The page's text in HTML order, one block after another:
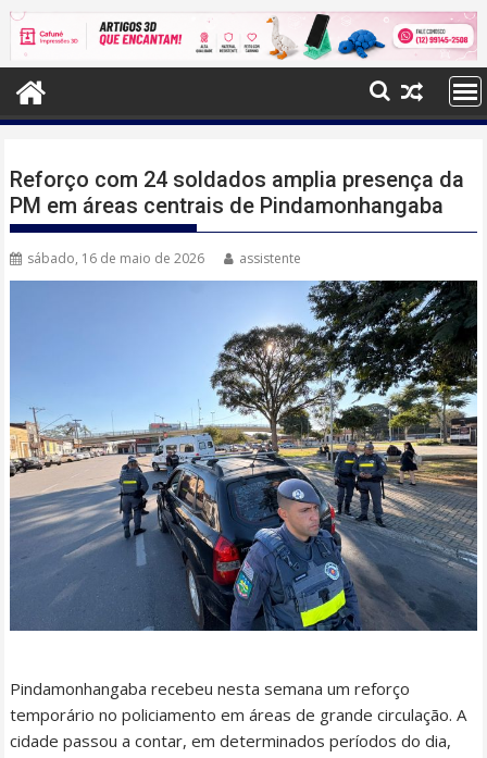
Reforço com 24 soldados amplia presença da
PM em áreas centrais de Pindamonhangaba
sábado, 16 de maio de 2026 assistente
Pindamonhangaba recebeu nesta semana um reforço
temporário no policiamento em áreas de grande circulação. A
cidade passou a contar, em determinados períodos do dia,